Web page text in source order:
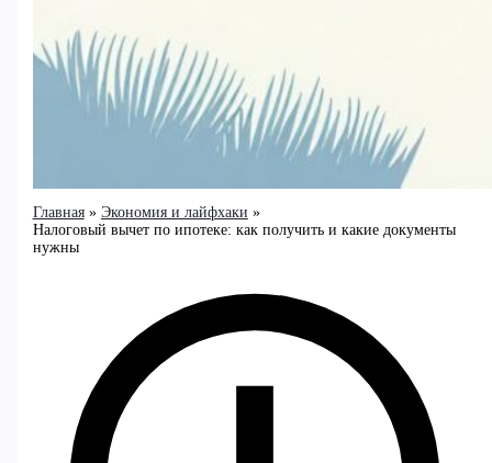
Главная
Экономия и лайфхаки
Налоговый вычет по ипотеке: как получить и какие документы
нужны